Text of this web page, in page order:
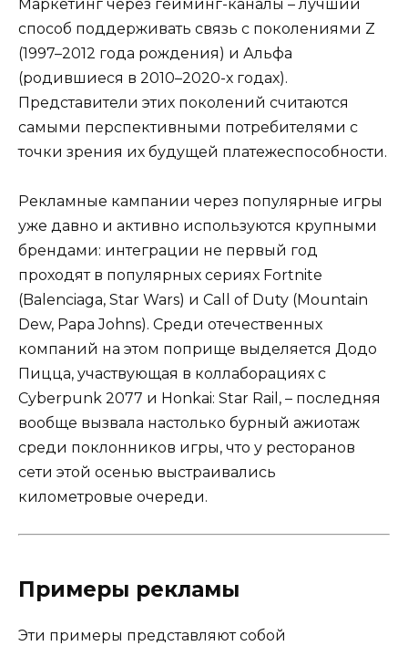
Маркетинг через гейминг-каналы – лучший
способ поддерживать связь с поколениями Z
(1997–2012 года рождения) и Альфа
(родившиеся в 2010–2020-х годах).
Представители этих поколений считаются
самыми перспективными потребителями с
точки зрения их будущей платежеспособности.
Рекламные кампании через популярные игры
уже давно и активно используются крупными
брендами: интеграции не первый год
проходят в популярных сериях Fortnite
(Balenciaga, Star Wars) и Call of Duty (Mountain
Dew, Papa Johns). Среди отечественных
компаний на этом поприще выделяется Додо
Пицца, участвующая в коллаборациях с
Cyberpunk 2077 и Honkai: Star Rail, – последняя
вообще вызвала настолько бурный ажиотаж
среди поклонников игры, что у ресторанов
сети этой осенью выстраивались
километровые очереди.
Примеры рекламы
Эти примеры представляют собой